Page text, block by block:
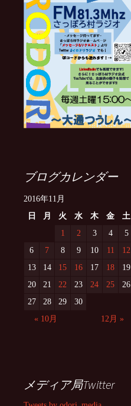
ブログカレンダー
2016年11月
日
月 火 水 木 金
土
1
2 3 4
5
6
7 8 9 10 11
12
13
14 15 16 17 18
19
20
21 22 23 24 25
26
27
28 29
30
« 10月
12月 »
メディア局Twitter